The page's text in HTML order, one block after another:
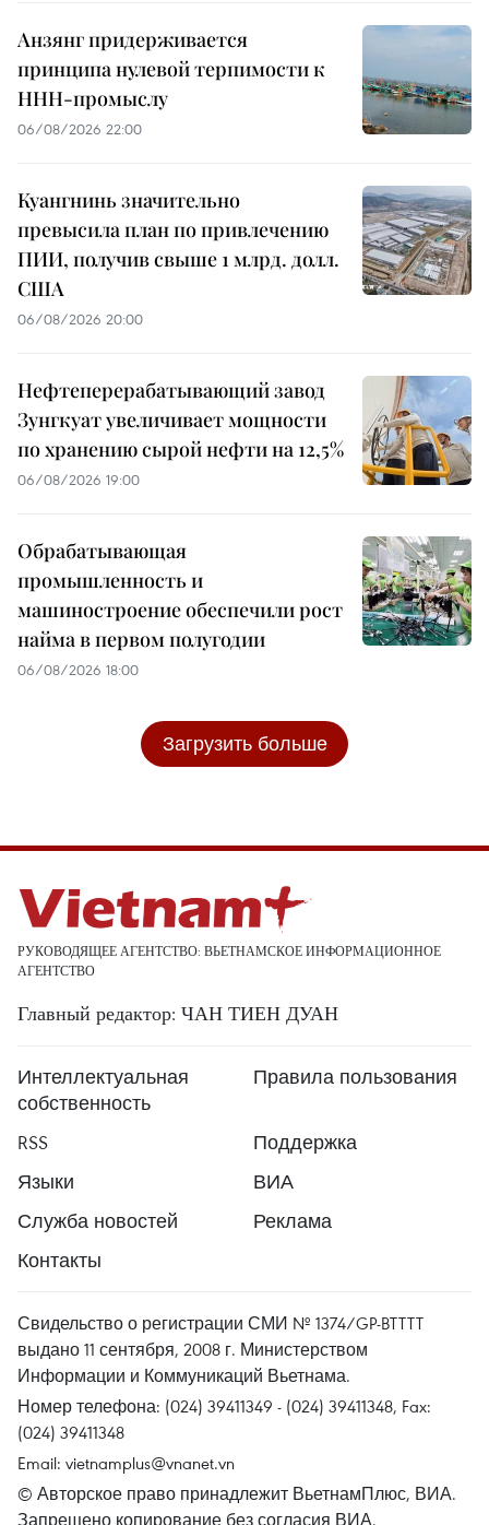
Анзянг придерживается
принципа нулевой терпимости к
ННН-промыслу
06/08/2026 22:00
Куангнинь значительно
превысила план по привлечению
ПИИ, получив свыше 1 млрд. долл.
США
06/08/2026 20:00
Нефтеперерабатывающий завод
Зунгкуат увеличивает мощности
по хранению сырой нефти на 12,5%
06/08/2026 19:00
Обрабатывающая
промышленность и
машиностроение обеспечили рост
найма в первом полугодии
06/08/2026 18:00
Загрузить больше
РУКОВОДЯЩЕЕ АГЕНТСТВО: ВЬЕТНАМСКОЕ ИНФОРМАЦИОННОЕ
АГЕНТСТВО
Главный редактор: ЧАН ТИЕН ДУАН
Интеллектуальная
собственность
Правила пользования
RSS
Поддержка
Языки
ВИА
Служба новостей
Реклама
Контакты
Свидельство о регистрации СМИ № 1374/GP-BTTTT
выдано 11 сентября, 2008 г. Министерством
Информации и Коммуникаций Вьетнама.
Номер телефона: (024) 39411349 - (024) 39411348, Fax:
(024) 39411348
Email: vietnamplus@vnanet.vn
© Авторское право принадлежит ВьетнамПлюс, ВИА.
Запрещено копирование без согласия ВИА.